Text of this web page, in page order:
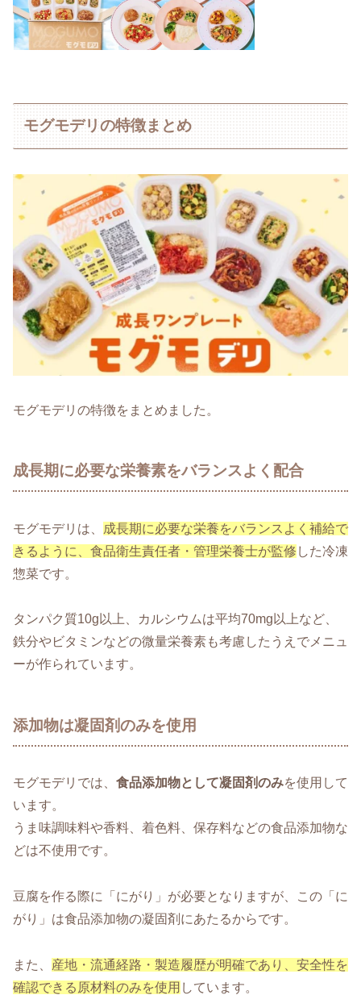
モグモデリの特徴まとめ
モグモデリの特徴をまとめました。
成長期に必要な栄養素をバランスよく配合
モグモデリは、
成長期に必要な栄養をバランスよく補給で
きるように、食品衛生責任者・管理栄養士が監修 した冷凍
惣菜です。
タンパク質10g以上、カルシウムは平均70mg以上など、
鉄分やビタミンなどの微量栄養素も考慮したうえでメニュ
ーが作られています。
添加物は凝固剤のみを使用
モグモデリでは、 食品添加物として凝固剤のみを使用して
います。
うま味調味料や香料、着色料、保存料などの食品添加物な
どは不使用です。
豆腐を作る際に「にがり」が必要となりますが、この「に
がり」は食品添加物の凝固剤にあたるからです。
また、 産地・流通経路・製造履歴が明確であり、安全性を
確認できる原材料のみを使用 しています。